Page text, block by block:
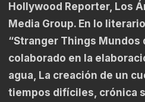
Hollywood Reporter, Los
Media Group. En lo
“Stranger Things Mundos
colaborado en la
agua, La creación de un
tiempos difíciles, crónica